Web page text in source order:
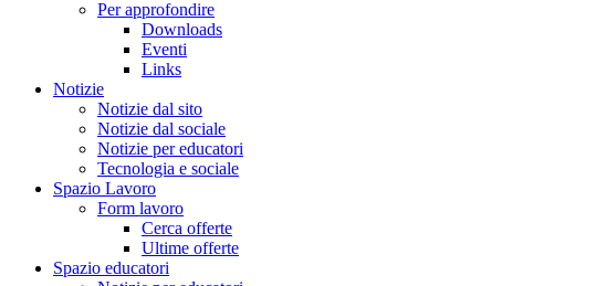
Per approfondire
Downloads
Eventi
Links
Notizie
Notizie dal sito
Notizie dal sociale
Notizie per educatori
Tecnologia e sociale
Spazio Lavoro
Form lavoro
Cerca offerte
Ultime offerte
Spazio educatori